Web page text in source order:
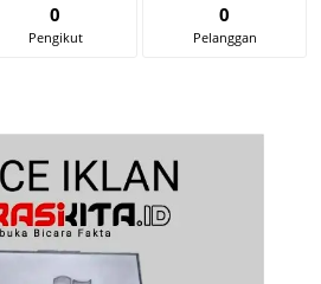
0
Pengikut
0
Pelanggan